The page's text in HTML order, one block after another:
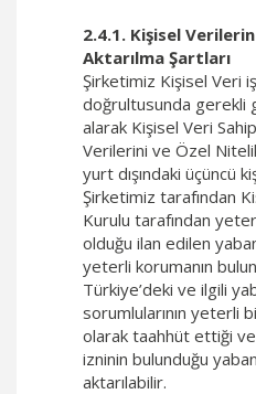
2.4.1. Kişisel Verilerin
Aktarılma Şartları
Şirketimiz Kişisel Veri
doğrultusunda gerekli
alarak Kişisel Veri
Verilerini ve Özel
yurt dışındaki üçüncü
Şirketimiz tarafından
Kurulu tarafından
olduğu ilan edilen
yeterli korumanın
Türkiye’deki ve ilgili
sorumlularının yeterli
olarak taahhüt ettiği ve
izninin bulunduğu
aktarılabilir.